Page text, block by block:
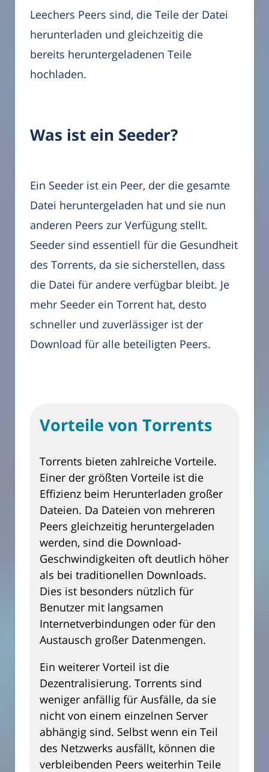
Leechers Peers sind, die Teile der Datei
herunterladen und gleichzeitig die
bereits heruntergeladenen Teile
hochladen.
Was ist ein Seeder?
Ein Seeder ist ein Peer, der die gesamte
Datei heruntergeladen hat und sie nun
anderen Peers zur Verfügung stellt.
Seeder sind essentiell für die Gesundheit
des Torrents, da sie sicherstellen, dass
die Datei für andere verfügbar bleibt. Je
mehr Seeder ein Torrent hat, desto
schneller und zuverlässiger ist der
Download für alle beteiligten Peers.
Vorteile von Torrents
Torrents bieten zahlreiche Vorteile.
Einer der größten Vorteile ist die
Effizienz beim Herunterladen großer
Dateien. Da Dateien von mehreren
Peers gleichzeitig heruntergeladen
werden, sind die Download-
Geschwindigkeiten oft deutlich höher
als bei traditionellen Downloads.
Dies ist besonders nützlich für
Benutzer mit langsamen
Internetverbindungen oder für den
Austausch großer Datenmengen.
Ein weiterer Vorteil ist die
Dezentralisierung. Torrents sind
weniger anfällig für Ausfälle, da sie
nicht von einem einzelnen Server
abhängig sind. Selbst wenn ein Teil
des Netzwerks ausfällt, können die
verbleibenden Peers weiterhin Teile